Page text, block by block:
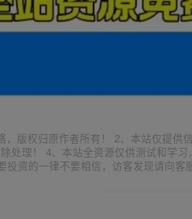
，版权归原作者所有！ 2、本站仅提
处理！ 4、本站全资源仅供测试和学
投资的一律不要相信，访客发现请向